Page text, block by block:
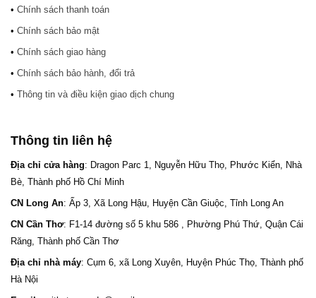
• Chính sách thanh toán
• Chính sách bảo mật
• Chính sách giao hàng
• Chính sách bảo hành, đổi trả
• Thông tin và điều kiện giao dịch chung
Thông tin liên hệ
Địa chỉ cửa hàng: Dragon Parc 1, Nguyễn Hữu Thọ, Phước Kiển, Nhà
Bè, Thành phố Hồ Chí Minh
CN Long An: Ấp 3, Xã Long Hậu, Huyện Cần Giuộc, Tỉnh Long An
CN Cần Thơ: F1-14 đường số 5 khu 586 , Phường Phú Thứ, Quận Cái
Răng, Thành phố Cần Thơ
Địa chỉ nhà máy: Cụm 6, xã Long Xuyên, Huyện Phúc Thọ, Thành phố
Hà Nội